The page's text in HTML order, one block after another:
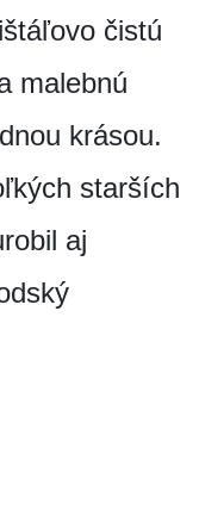
čistú
malebnú
krásou.
starších
aj